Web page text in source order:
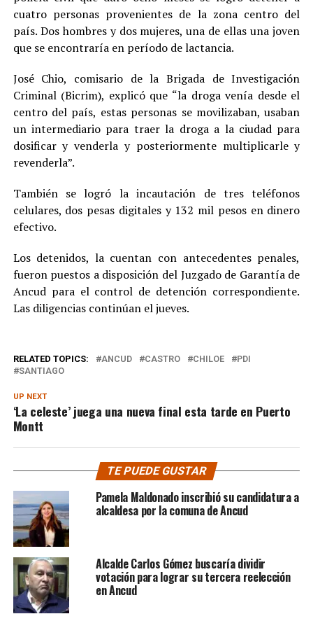
cuatro personas provenientes de la zona centro del
país. Dos hombres y dos mujeres, una de ellas una joven
que se encontraría en período de lactancia.
José Chio, comisario de la Brigada de Investigación
Criminal (Bicrim), explicó que “la droga venía desde el
centro del país, estas personas se movilizaban, usaban
un intermediario para traer la droga a la ciudad para
dosificar y venderla y posteriormente multiplicarle y
revenderla”.
También se logró la incautación de tres teléfonos
celulares, dos pesas digitales y 132 mil pesos en dinero
efectivo.
Los detenidos, la cuentan con antecedentes penales,
fueron puestos a disposición del Juzgado de Garantía de
Ancud para el control de detención correspondiente.
Las diligencias continúan el jueves.
RELATED TOPICS: ANCUD CASTRO CHILOE
PDI
SANTIAGO
UP NEXT
‘La celeste’ juega una nueva final esta tarde en Puerto
Montt
TE PUEDE GUSTAR
Pamela Maldonado inscribió su candidatura a
alcaldesa por la comuna de Ancud
Alcalde Carlos Gómez buscaría dividir
votación para lograr su tercera reelección
en Ancud